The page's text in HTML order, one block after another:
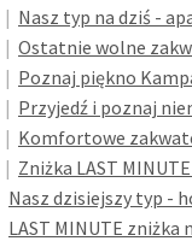
| Nasz typ na dziś -
| Ostatnie wolne
| Poznaj piękno
| Przyjedź i poznaj
| Komfortowe
| Zniżka LAST
Nasz dzisiejszy typ -
LAST MINUTE